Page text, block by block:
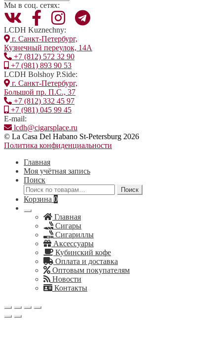
выбрать
на
странице
Мы в соц. сетях:
LCDH Kuznechny:
г. Санкт-Петербург,
Кузнечный переулок, 14А
+7 (812) 572 32 90
+7 (981) 893 90 53
LCDH Bolshoy P.Side:
г. Санкт-Петербург,
Большой пр. П.С., 37
+7 (812) 332 45 97
+7 (981) 045 99 45
E-mail:
lcdh@cigarsplace.ru
© La Casa Del Habano St-Petersburg 2026
Политика конфиденциальности
Главная
Моя учётная запись
Поиск
Искать:
Поиск
Корзина 0
Главная
Сигары
Сигариллы
Аксессуары
Кубинский кофе
Оплата и доставка
Оптовым покупателям
Новости
Контакты